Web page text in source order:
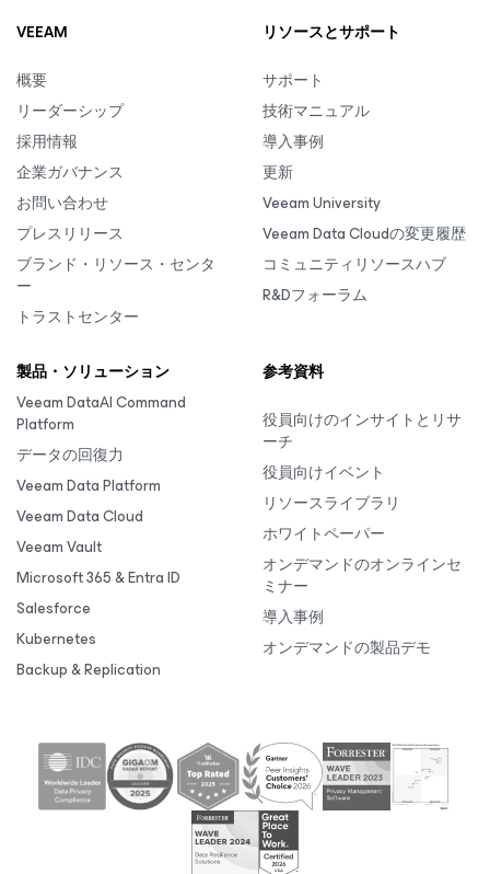
VEEAM
概要
リーダーシップ
採用情報
企業ガバナンス
お問い合わせ
プレスリリース
ブランド・リソース・センタ
ー
トラストセンター
リソースとサポート
サポート
技術マニュアル
導入事例
更新
Veeam University
Veeam Data Cloudの変更履歴
コミュニティリソースハブ
R&Dフォーラム
製品・ソリューション
Veeam DataAI Command
Platform
データの回復力
Veeam Data Platform
Veeam Data Cloud
Veeam Vault
Microsoft 365 & Entra ID
Salesforce
Kubernetes
Backup & Replication
参考資料
役員向けのインサイトとリサ
ーチ
役員向けイベント
リソースライブラリ
ホワイトペーパー
オンデマンドのオンラインセ
ミナー
導入事例
オンデマンドの製品デモ